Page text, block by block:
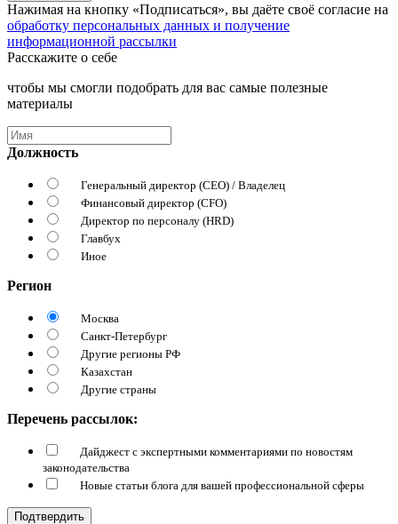
Нажимая на кнопку «Подписаться», вы даёте своё согласие на
обработку персональных данных и получение
информационной рассылки
Расскажите о себе
чтобы мы смогли подобрать для вас самые полезные
материалы
Должность
Генеральный директор (CEO) / Владелец
Финансовый директор (CFO)
Директор по персоналу (HRD)
Главбух
Иное
Регион
Москва
Санкт-Петербург
Другие регионы РФ
Казахстан
Другие страны
Перечень рассылок:
Дайджест с экспертными комментариями по новостям
законодательства
Новые статьи блога для вашей профессиональной сферы
Подтвердить